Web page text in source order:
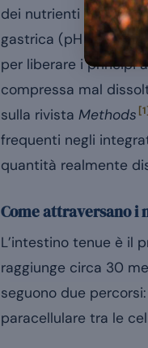
dei nutrienti è
gastrica (pH 1,5 – 3,5
per liberare i principi
compressa mal
sulla rivista Methods [1]
frequenti negli
quantità realmente
Come attraversano
L’intestino tenue è il
raggiunge circa 30
seguono due
paracellulare tra le